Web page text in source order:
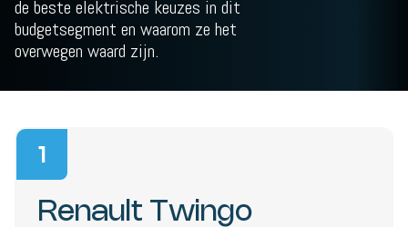
de beste elektrische keuzes in dit
budgetsegment en waarom ze het
overwegen waard zijn.
1
Renault Twingo